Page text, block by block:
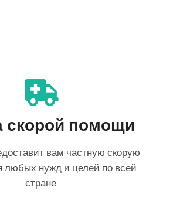
скорой помощи
вам частную скорую
нужд и целей по всей
стране.